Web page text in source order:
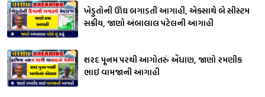
ખેડુતોની ઊંઘ બગાડતી આગાહી, એકસાથે બે સીસ્ટમ
સક્રીય, જાણો અંબાલાલ પટેલની આગાહી
શરદ પૂનમ પરથી આગોતરું એંધાણ, જાણો રમણીક
ભાઈ વામજાની આગાહી